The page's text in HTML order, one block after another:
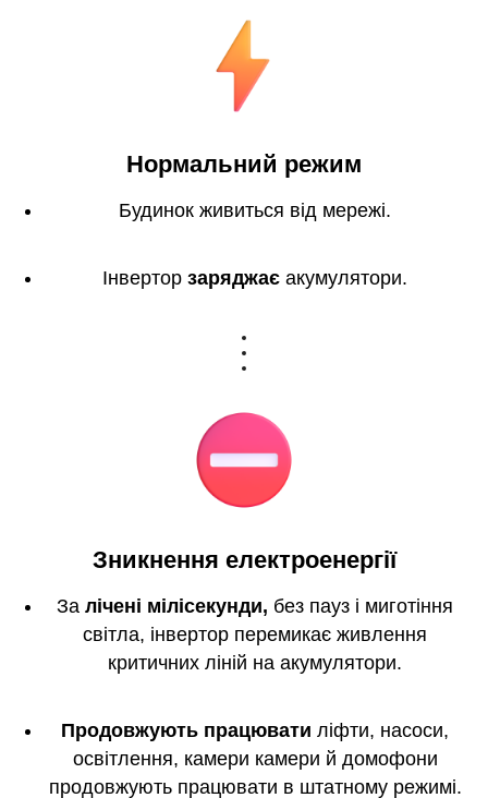
Нормальний режим
Будинок живиться від мережі.
Інвертор заряджає акумулятори.
Зникнення електроенергії
За лічені мілісекунди, без пауз і миготіння
світла, інвертор перемикає живлення
критичних ліній на акумулятори.
Продовжують працювати ліфти, насоси,
освітлення, камери камери й домофони
продовжують працювати в штатному режимі.